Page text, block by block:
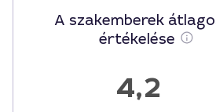
A szakemberek
értékelése
4,2